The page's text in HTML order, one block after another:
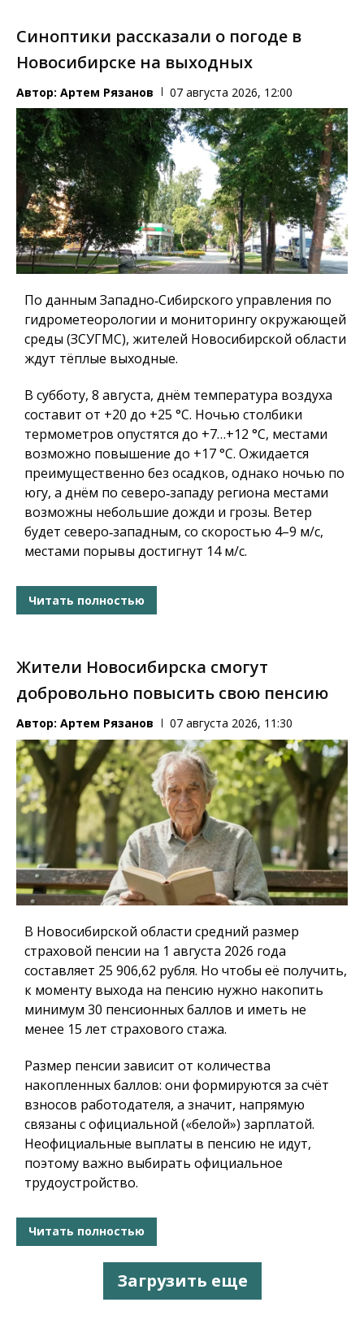
Синоптики рассказали о погоде в
Новосибирске на выходных
Автор: Артем Рязанов 07 августа 2026, 12:00
По данным Западно‑Сибирского управления по
гидрометеорологии и мониторингу окружающей
среды (ЗСУГМС), жителей Новосибирской области
ждут тёплые выходные.
В субботу, 8 августа, днём температура воздуха
составит от +20 до +25 °C. Ночью столбики
термометров опустятся до +7…+12 °C, местами
возможно повышение до +17 °C. Ожидается
преимущественно без осадков, однако ночью по
югу, а днём по северо‑западу региона местами
возможны небольшие дожди и грозы. Ветер
будет северо‑западным, со скоростью 4–9 м/с,
местами порывы достигнут 14 м/с.
Читать полностью
Жители Новосибирска смогут
добровольно повысить свою пенсию
Автор: Артем Рязанов 07 августа 2026, 11:30
В Новосибирской области средний размер
страховой пенсии на 1 августа 2026 года
составляет 25 906,62 рубля. Но чтобы её получить,
к моменту выхода на пенсию нужно накопить
минимум 30 пенсионных баллов и иметь не
менее 15 лет страхового стажа.
Размер пенсии зависит от количества
накопленных баллов: они формируются за счёт
взносов работодателя, а значит, напрямую
связаны с официальной («белой») зарплатой.
Неофициальные выплаты в пенсию не идут,
поэтому важно выбирать официальное
трудоустройство.
Читать полностью
Загрузить еще